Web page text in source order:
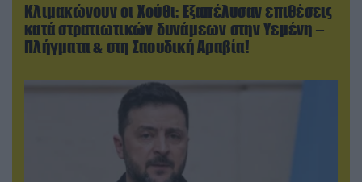
Κλιμακώνουν οι Χούθι: Eξαπέλυσαν επιθέσεις
κατά στρατιωτικών δυνάμεων στην Υεμένη –
Πλήγματα & στη Σαουδική Αραβία!